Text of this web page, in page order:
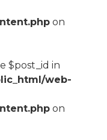
on
$post_id in
web-
on